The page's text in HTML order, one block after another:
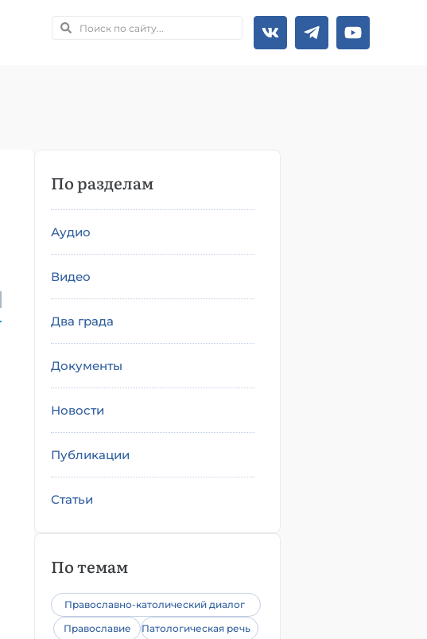
По разделам
Аудио
Видео
Два града
Документы
Новости
Публикации
Статьи
По темам
Православно-католический диалог
Православие
Патологическая речь